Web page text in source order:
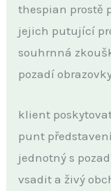
thespian prostě
jejich putující
souhrnná
pozadí
klient
punt
jednotný s
vsadit a živý